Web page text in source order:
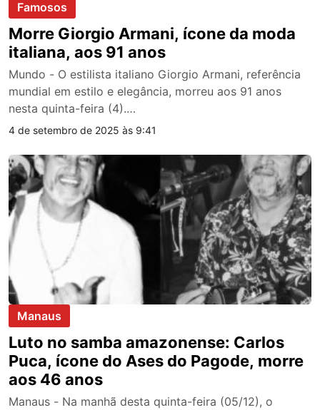
Famosos
Morre Giorgio Armani, ícone da moda
italiana, aos 91 anos
Mundo - O estilista italiano Giorgio Armani, referência
mundial em estilo e elegância, morreu aos 91 anos
nesta quinta-feira (4).…
4 de setembro de 2025 às 9:41
Manaus
Luto no samba amazonense: Carlos
Puca, ícone do Ases do Pagode, morre
aos 46 anos
Manaus - Na manhã desta quinta-feira (05/12), o